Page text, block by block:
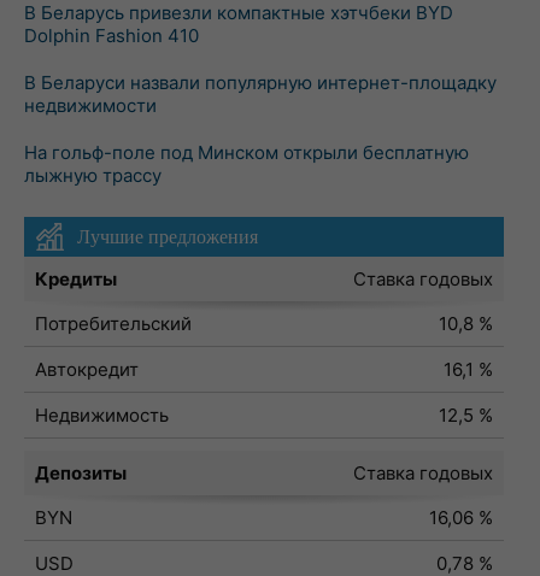
В Беларусь привезли компактные хэтчбеки BYD
Dolphin Fashion 410
В Беларуси назвали популярную интернет-площадку
недвижимости
На гольф-поле под Минском открыли бесплатную
лыжную трассу
Лучшие предложения
Кредиты
Ставка годовых
Потребительский
10,8 %
Автокредит
16,1 %
Недвижимость
12,5 %
Депозиты
Ставка годовых
BYN
16,06 %
USD
0,78 %